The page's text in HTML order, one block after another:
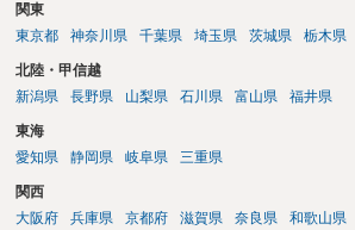
関東
東京都
神奈川県 千葉県 埼玉県 茨城県 栃木県
北陸・甲信越
新潟県
長野県 山梨県 石川県 富山県 福井県
東海
愛知県
静岡県 岐阜県 三重県
関西
大阪府
兵庫県 京都府 滋賀県 奈良県 和歌山県